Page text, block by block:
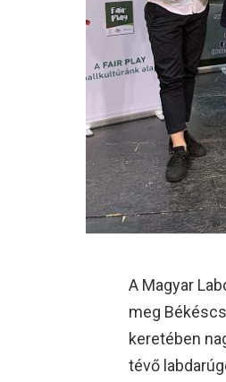
A Magyar
meg
keretében
tévő